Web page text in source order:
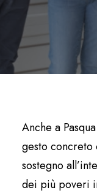
Anche a
gesto concreto
sostegno
dei più poveri